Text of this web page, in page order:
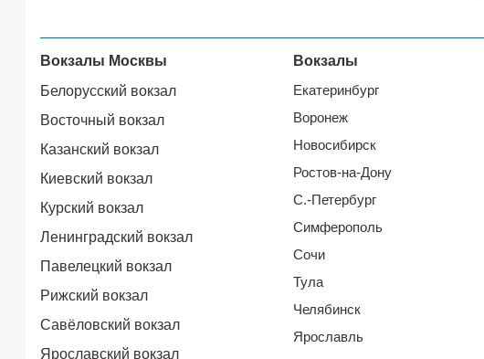
Вокзалы Москвы
Белорусский вокзал
Восточный вокзал
Казанский вокзал
Киевский вокзал
Курский вокзал
Ленинградский вокзал
Павелецкий вокзал
Рижский вокзал
Савёловский вокзал
Ярославский вокзал
Вокзалы
Екатеринбург
Воронеж
Новосибирск
Ростов-на-Дону
С.-Петербург
Симферополь
Сочи
Тула
Челябинск
Ярославль